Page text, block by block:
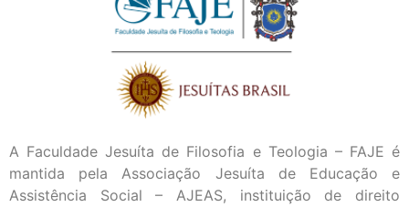
A Faculdade Jesuíta de Filosofia e Teologia – FAJE é
mantida pela Associação Jesuíta de Educação e
Assistência Social – AJEAS, instituição de direito